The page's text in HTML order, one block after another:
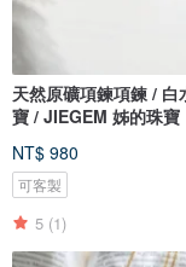
天然原礦項鍊項鍊 / 白水晶 海藍
寶 / JIEGEM 姊的珠寶
NT$ 980
可客製
5 (1)